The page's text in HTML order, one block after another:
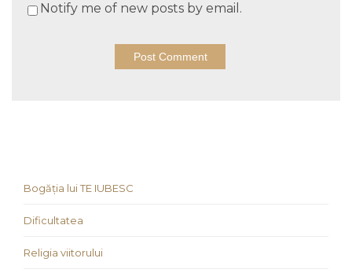
Notify me of new posts by email.
Bogăția lui TE IUBESC
Dificultatea
Religia viitorului